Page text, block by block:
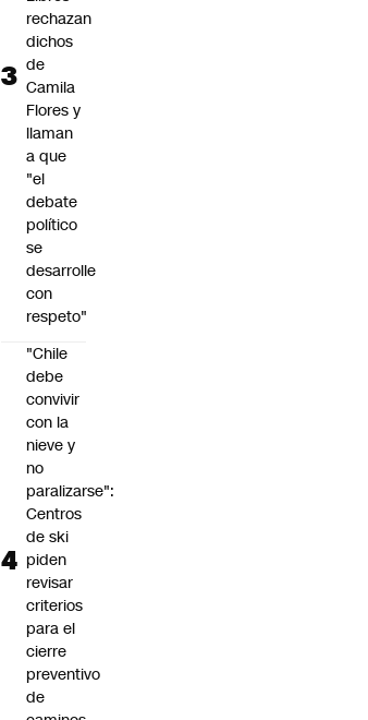
rechazan
dichos
de
Camila
Flores y
llaman
a que
"el
debate
político
se
desarrolle
con
respeto"
"Chile
debe
convivir
con la
nieve y
no
paralizarse":
Centros
de ski
piden
revisar
criterios
para el
cierre
preventivo
de